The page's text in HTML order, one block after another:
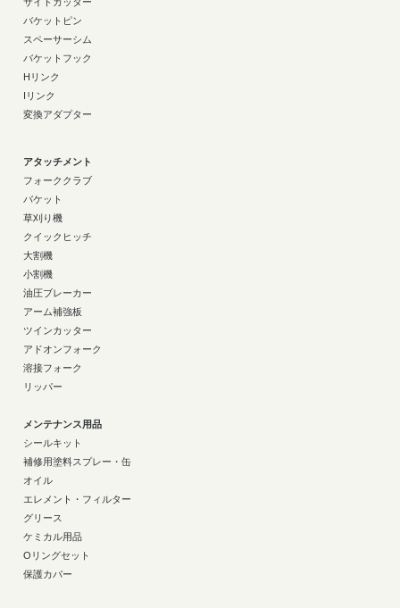
バケットピン
スペーサーシム
バケットフック
Hリンク
Iリンク
変換アダプター
アタッチメント
フォーククラブ
バケット
草刈り機
クイックヒッチ
大割機
小割機
油圧ブレーカー
アーム補強板
ツインカッター
アドオンフォーク
溶接フォーク
リッパー
メンテナンス用品
シールキット
補修用塗料スプレー・缶
オイル
エレメント・フィルター
グリース
ケミカル用品
Oリングセット
保護カバー